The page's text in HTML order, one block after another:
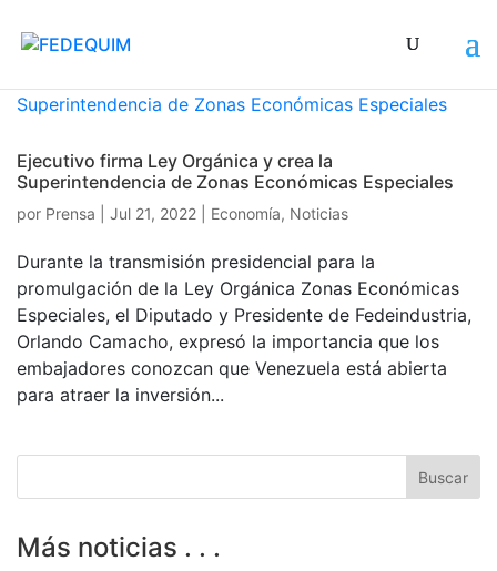
Ejecutivo firma Ley Orgánica y crea la
Superintendencia de Zonas Económicas Especiales
por Prensa Jul 21, 2022 Economía, Noticias
Durante la transmisión presidencial para la
promulgación de la Ley Orgánica Zonas Económicas
Especiales, el Diputado y Presidente de Fedeindustria,
Orlando Camacho, expresó la importancia que los
embajadores conozcan que Venezuela está abierta
para atraer la inversión...
Más noticias . . .